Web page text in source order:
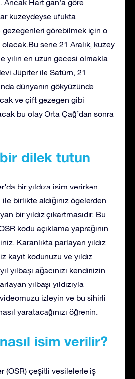
Hartigan’a göre
kuzeydeyse ufukta
gezegenleri görebilmek için o
olacak.Bu sene 21 Aralık, kuzey
yılın en uzun gecesi olmakla
Jüpiter ile Satürn, 21
dünyanın gökyüzünde
ve çift gezegen gibi
bu olay Orta Çağ’dan sonra
bir dilek tutun
bir yıldıza isim verirken
birlikte aldığınız ögelerden
bir yıldız çıkartmasıdır. Bu
kodu açıklama yaprağının
Karanlıkta parlayan yıldız
kayıt kodunuzu ve yıldız
yılbaşı ağacınızı kendinizin
yılbaşı yıldızıyla
videomuzu izleyin ve bu sihirli
yaratacağınızı öğrenin.
isim verilir?
(OSR) çeşitli vesilelerle iş